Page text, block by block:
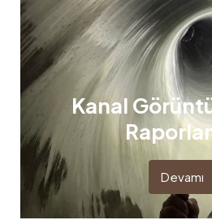
Kanal
Devamı